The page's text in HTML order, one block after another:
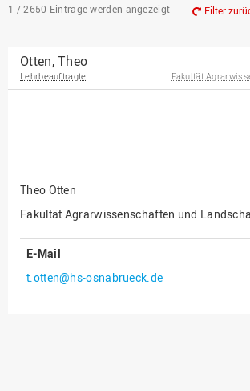
eLearning Competence
EU-Büro
Fakultät
Agrarwissenschaften und
Fakultät Management,
Kultur und Technik
Fakultät Wirtschafts- und
Sozialwissenschaften
Finanzen
1 / 2650 Einträge werden angezeigt Filter
Otten, Theo
Lehrbeauftragte
Theo Otten
Fakultät Agrarwissenschaften und
E-Mail
t.otten@hs-osnabrueck.de